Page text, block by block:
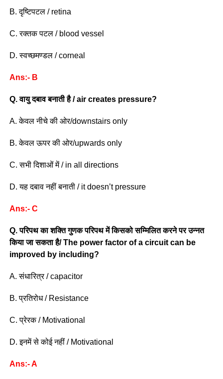
B. दृष्टिपटल / retina
C. रक्तक पटल / blood vessel
D. स्वच्छमण्डल / corneal
Ans:- B
Q. वायु दबाव बनाती है / air creates pressure?
A. केवल नीचे की ओर/downstairs only
B. केवल ऊपर की ओर/upwards only
C. सभी दिशाओं में / in all directions
D. यह दबाव नहीं बनाती / it doesn’t pressure
Ans:- C
Q. परिपथ का शक्ति गुणक परिपथ में किसको सम्मिलित करने पर उन्नत
किया जा सकता है/ The power factor of a circuit can be
improved by including?
A. संधारित्र / capacitor
B. प्रतिरोध / Resistance
C. प्रेरक / Motivational
D. इनमें से कोई नहीं / Motivational
Ans:- A